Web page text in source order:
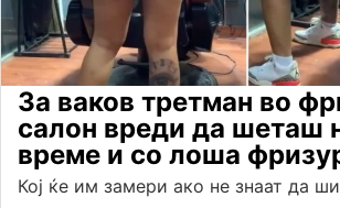
За ваков третман во
салон вреди да шеташ
време и со лоша
Кој ќе им замери ако не знаат да